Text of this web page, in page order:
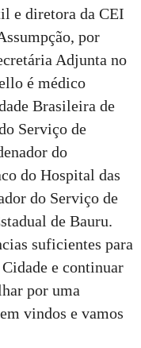
e diretora da CEI
por
Adjunta no
é médico
Brasileira de
Serviço de
do
do Hospital das
do Serviço de
de Bauru.
suficientes para
e continuar
por uma
vindos e vamos